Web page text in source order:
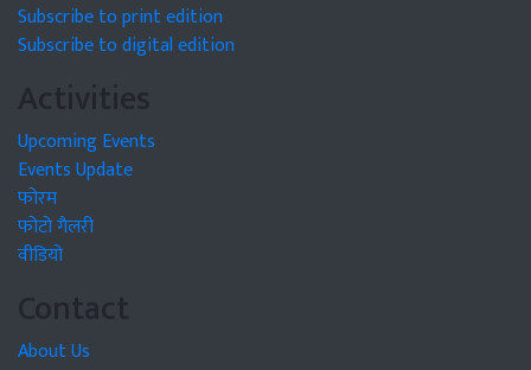
Subscribe to print edition
Subscribe to digital edition
Activities
Upcoming Events
Events Update
फोरम
फोटो गैलरी
वीडियो
Contact
About Us